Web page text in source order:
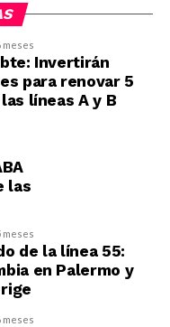
meses
Invertirán
para renovar 5
líneas A y B
las
meses
de la línea 55:
en Palermo y
meses